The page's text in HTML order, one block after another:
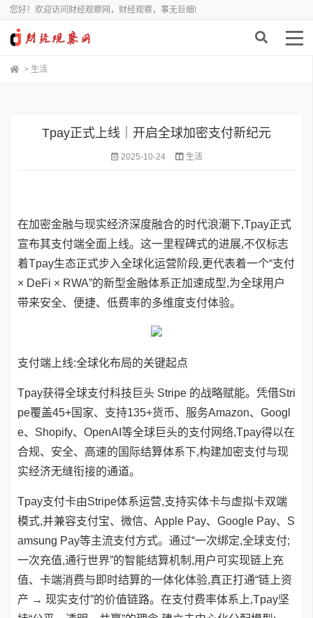
您好！欢迎访问财经观察网，财经观察，事无巨细!
> 生活
Tpay正式上线｜开启全球加密支付新纪元
2025-10-24 生活
在加密金融与现实经济深度融合的时代浪潮下,Tpay正式
宣布其支付端全面上线。这一里程碑式的进展,不仅标志
着Tpay生态正式步入全球化运营阶段,更代表着一个“支付
× DeFi × RWA”的新型金融体系正加速成型,为全球用户
带来安全、便捷、低费率的多维度支付体验。
支付端上线:全球化布局的关键起点
Tpay获得全球支付科技巨头 Stripe 的战略赋能。凭借Stri
pe覆盖45+国家、支持135+货币、服务Amazon、Googl
e、Shopify、OpenAI等全球巨头的支付网络,Tpay得以在
合规、安全、高速的国际结算体系下,构建加密支付与现
实经济无缝衔接的通道。
Tpay支付卡由Stripe体系运营,支持实体卡与虚拟卡双端
模式,并兼容支付宝、微信、Apple Pay、Google Pay、S
amsung Pay等主流支付方式。通过“一次绑定,全球支付;
一次充值,通行世界”的智能结算机制,用户可实现链上充
值、卡端消费与即时结算的一体化体验,真正打通“链上资
产 → 现实支付”的价值链路。在支付费率体系上,Tpay坚